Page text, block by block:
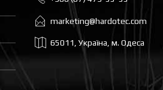
marketing@hardotec.com
65011, Україна, м. Одеса